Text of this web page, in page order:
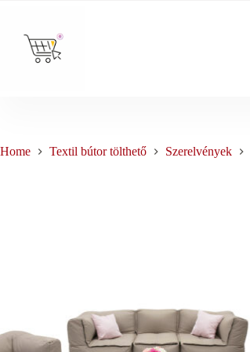
content
Home Textil bútor tölthető Szerelvények